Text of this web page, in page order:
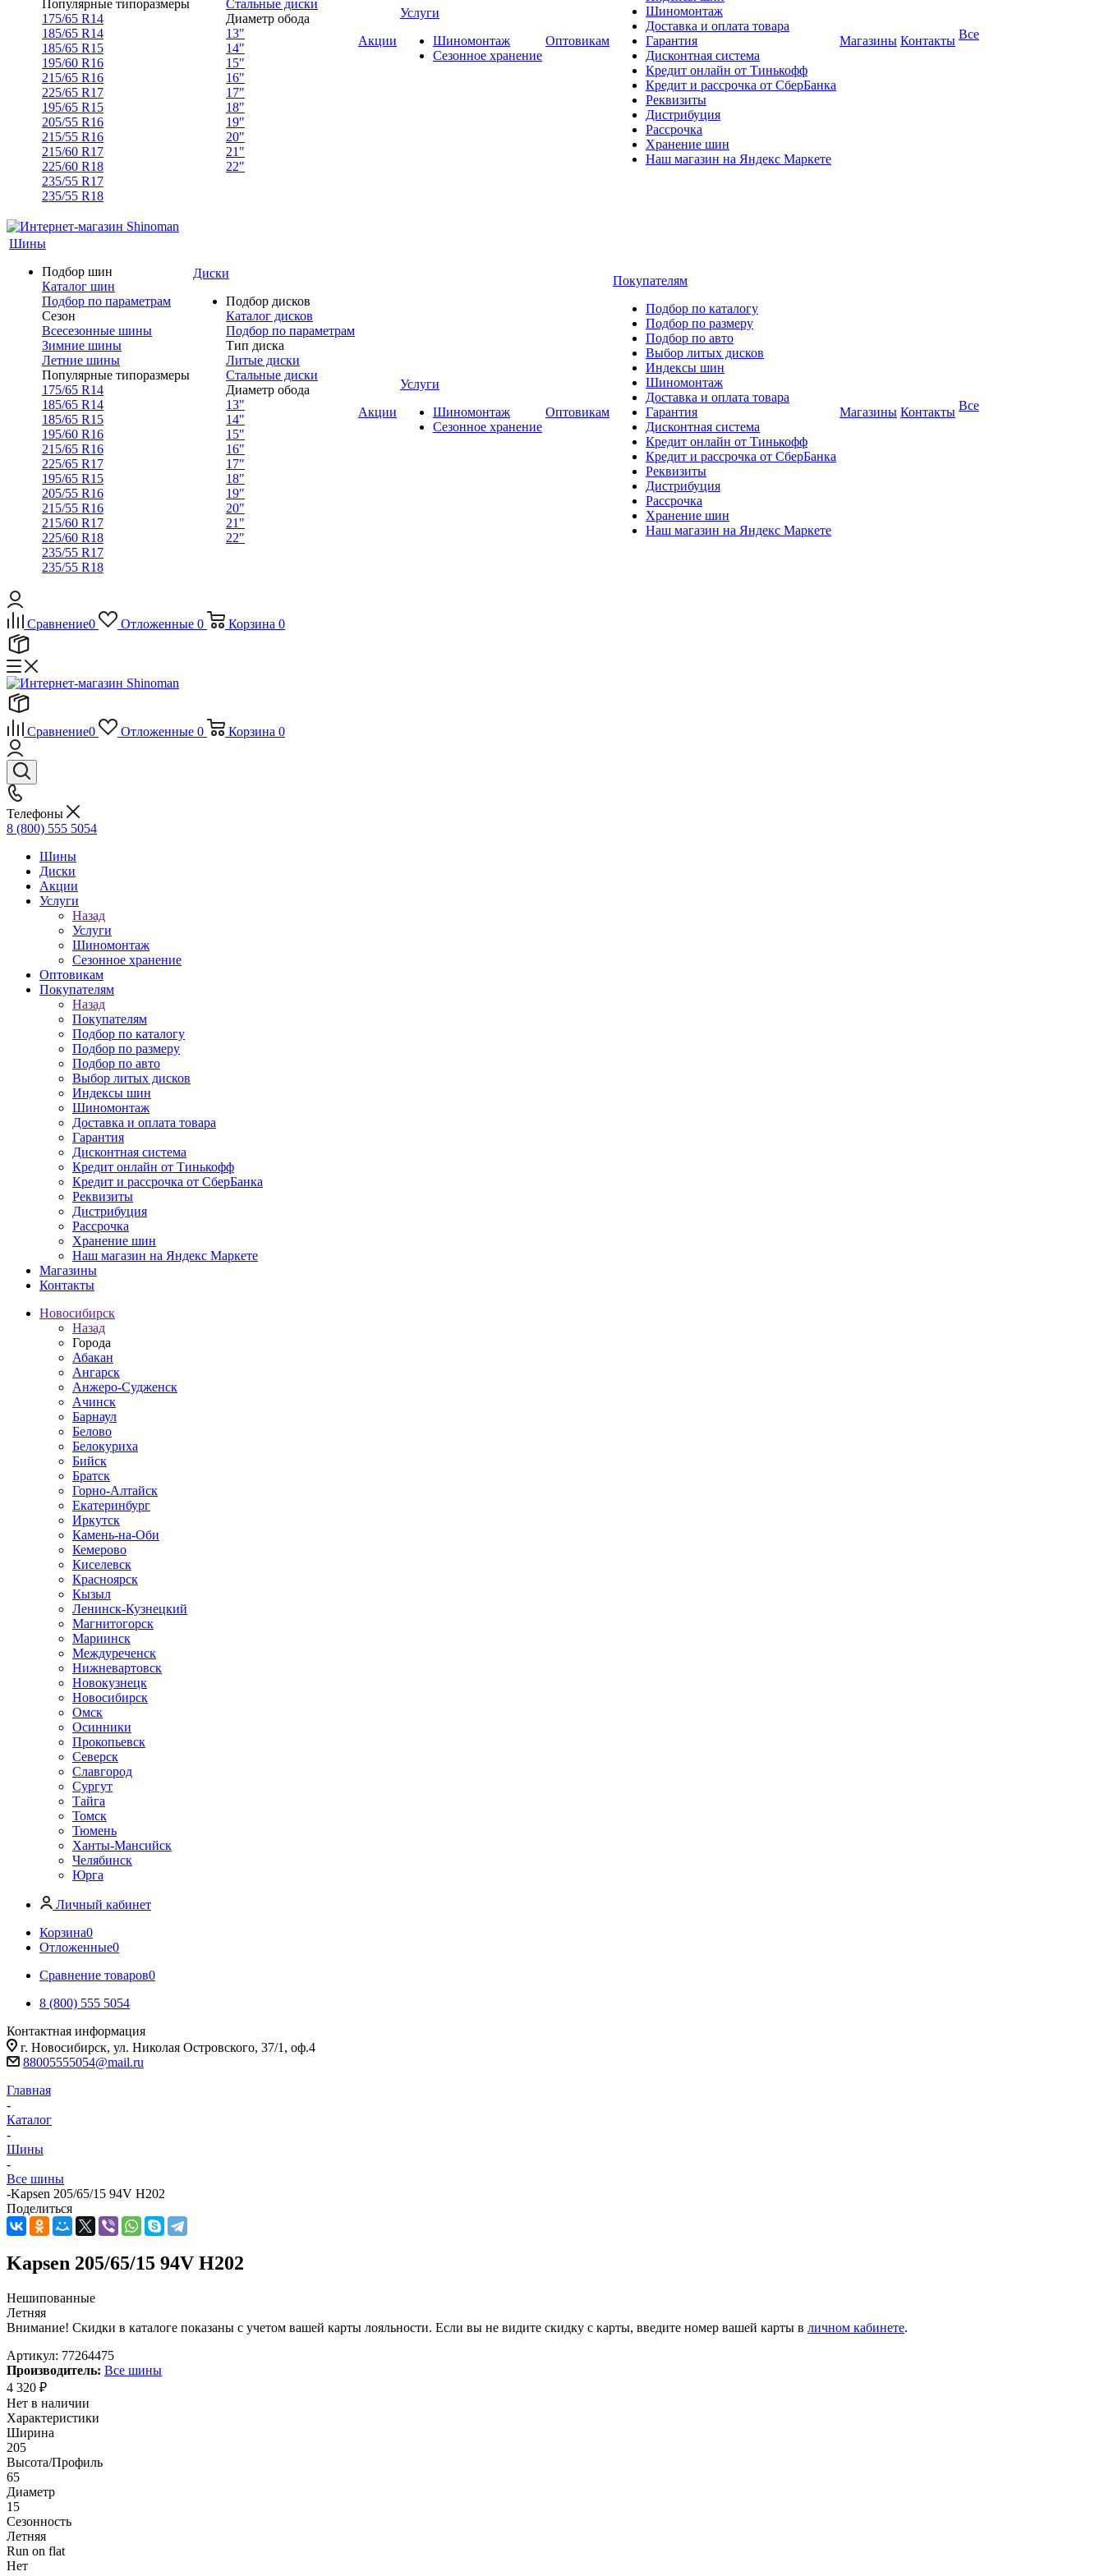
Популярные типоразмеры
175/65 R14
185/65 R14
185/65 R15
195/60 R16
215/65 R16
225/65 R17
195/65 R15
205/55 R16
215/55 R16
215/60 R17
225/60 R18
235/55 R17
235/55 R18
Стальные диски
Диаметр обода
13"
14"
15"
16"
17"
18"
19"
20"
21"
22"
Акции
Услуги
Шиномонтаж
Сезонное хранение
Оптовикам
Шиномонтаж
Доставка и оплата товара
Гарантия
Дисконтная система
Кредит онлайн от Тинькофф
Кредит и рассрочка от СберБанка
Реквизиты
Дистрибуция
Рассрочка
Хранение шин
Наш магазин на Яндекс Маркете
Магазины Контакты Все
Шины
Подбор шин
Каталог шин
Подбор по параметрам
Сезон
Всесезонные шины
Зимние шины
Летние шины
Популярные типоразмеры
175/65 R14
185/65 R14
185/65 R15
195/60 R16
215/65 R16
225/65 R17
195/65 R15
205/55 R16
215/55 R16
215/60 R17
225/60 R18
235/55 R17
235/55 R18
Диски
Подбор дисков
Каталог дисков
Подбор по параметрам
Тип диска
Литые диски
Стальные диски
Диаметр обода
13"
14"
15"
16"
17"
18"
19"
20"
21"
22"
Акции
Услуги
Шиномонтаж
Сезонное хранение
Оптовикам
Покупателям
Подбор по каталогу
Подбор по размеру
Подбор по авто
Выбор литых дисков
Индексы шин
Шиномонтаж
Доставка и оплата товара
Гарантия
Дисконтная система
Кредит онлайн от Тинькофф
Кредит и рассрочка от СберБанка
Реквизиты
Дистрибуция
Рассрочка
Хранение шин
Наш магазин на Яндекс Маркете
Магазины Контакты Все
Сравнение0 Отложенные 0 Корзина 0
Сравнение0 Отложенные 0 Корзина 0
Телефоны
8 (800) 555 5054
Шины
Диски
Акции
Услуги
Назад
Услуги
Шиномонтаж
Сезонное хранение
Оптовикам
Покупателям
Назад
Покупателям
Подбор по каталогу
Подбор по размеру
Подбор по авто
Выбор литых дисков
Индексы шин
Шиномонтаж
Доставка и оплата товара
Гарантия
Дисконтная система
Кредит онлайн от Тинькофф
Кредит и рассрочка от СберБанка
Реквизиты
Дистрибуция
Рассрочка
Хранение шин
Наш магазин на Яндекс Маркете
Магазины
Контакты
Новосибирск
Назад
Города
Абакан
Ангарск
Анжеро-Судженск
Ачинск
Барнаул
Белово
Белокуриха
Бийск
Братск
Горно-Алтайск
Екатеринбург
Иркутск
Камень-на-Оби
Кемерово
Киселевск
Красноярск
Кызыл
Ленинск-Кузнецкий
Магнитогорск
Мариинск
Междуреченск
Нижневартовск
Новокузнецк
Новосибирск
Омск
Осинники
Прокопьевск
Северск
Славгород
Сургут
Тайга
Томск
Тюмень
Ханты-Мансийск
Челябинск
Юрга
Личный кабинет
Корзина0
Отложенные0
Сравнение товаров0
8 (800) 555 5054
Контактная информация
г. Новосибирск, ул. Николая Островского, 37/1, оф.4
88005555054@mail.ru
Главная
-
Каталог
-
Шины
-
Все шины
-Kapsen 205/65/15 94V H202
Поделиться
Kapsen 205/65/15 94V H202
Нешипованные
Летняя
Внимание! Скидки в каталоге показаны с учетом вашей карты лояльности. Если вы не видите скидку с карты, введите номер вашей карты в личном кабинете.
Артикул: 77264475
Производитель: Все шины
4 320 ₽
Нет в наличии
Характеристики
Ширина
205
Высота/Профиль
65
Диаметр
15
Сезонность
Летняя
Run on flat
Нет